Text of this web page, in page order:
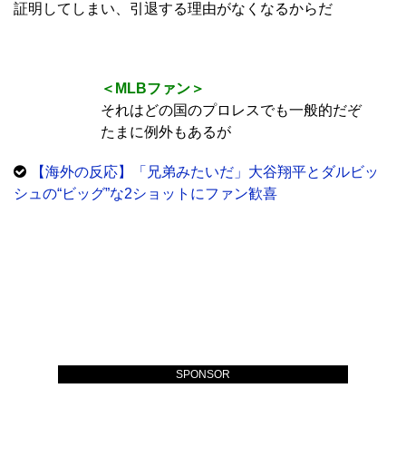
SPONSOR
証明してしまい、引退する理由がなくなるからだ
＜MLBファン＞
それはどの国のプロレスでも一般的だぞ
たまに例外もあるが
【海外の反応】「兄弟みたいだ」大谷翔平とダルビッ
シュの“ビッグ”な2ショットにファン歓喜